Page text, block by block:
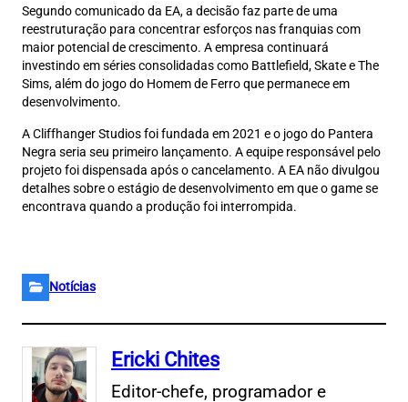
Segundo comunicado da EA, a decisão faz parte de uma
reestruturação para concentrar esforços nas franquias com
maior potencial de crescimento. A empresa continuará
investindo em séries consolidadas como Battlefield, Skate e The
Sims, além do jogo do Homem de Ferro que permanece em
desenvolvimento.
A Cliffhanger Studios foi fundada em 2021 e o jogo do Pantera
Negra seria seu primeiro lançamento. A equipe responsável pelo
projeto foi dispensada após o cancelamento. A EA não divulgou
detalhes sobre o estágio de desenvolvimento em que o game se
encontrava quando a produção foi interrompida.
Notícias
Ericki Chites
Editor-chefe, programador e